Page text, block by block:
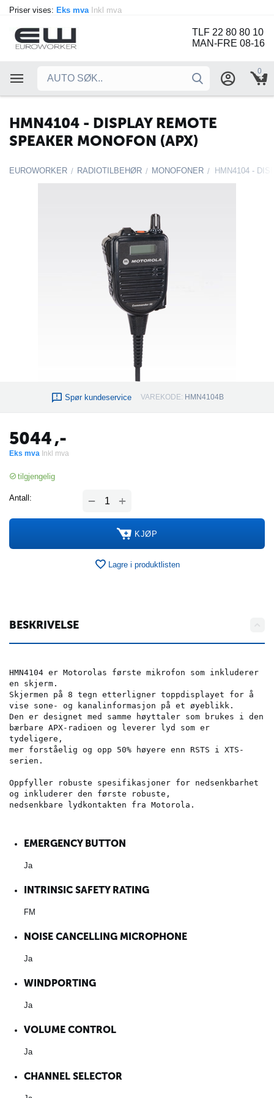
Priser vises: Eks mva Inkl mva
TLF 22 80 80 10
MAN-FRE 08-16
0
HMN4104 - DISPLAY REMOTE
SPEAKER MONOFON (APX)
EUROWORKER / RADIOTILBEHØR / MONOFONER /
Spør kundeservice VAREKODE: HMN4104B
5044,-
Eks mva Inkl mva
tilgjengelig
Antall: +
−
KJØP
Lagre i produktlisten
BESKRIVELSE
HMN4104 er Motorolas første mikrofon som inkluderer
en skjerm.
Skjermen på 8 tegn etterligner toppdisplayet for å
vise sone- og kanalinformasjon på et øyeblikk.
Den er designet med samme høyttaler som brukes i den
bærbare APX-radioen og leverer lyd som er
tydeligere,
mer forståelig og opp 50% høyere enn RSTS i XTS-
serien.
Oppfyller robuste spesifikasjoner for nedsenkbarhet
og inkluderer den første robuste,
nedsenkbare lydkontakten fra Motorola.
EMERGENCY BUTTON
Ja
INTRINSIC SAFETY RATING
FM
NOISE CANCELLING MICROPHONE
Ja
WINDPORTING
Ja
VOLUME CONTROL
Ja
CHANNEL SELECTOR